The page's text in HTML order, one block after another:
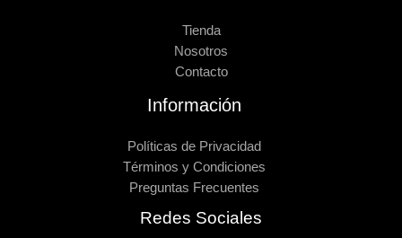
Tienda
Nosotros
Contacto
Información
Políticas de Privacidad
Términos y Condiciones
Preguntas Frecuentes
Redes Sociales